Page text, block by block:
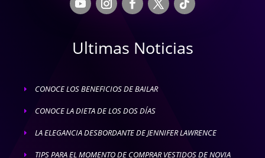
Ultimas Noticias
E CONOCE LOS BENEFICIOS DE BAILAR
E CONOCE LA DIETA DE LOS DOS DÍAS
E LA ELEGANCIA DESBORDANTE DE JENNIFER LAWRENCE
E TIPS PARA EL MOMENTO DE COMPRAR VESTIDOS DE NOVIA